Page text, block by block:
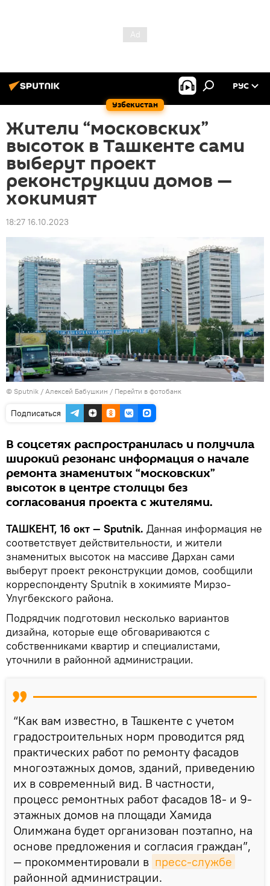
Узбекистан
РУС
Жители “московских”
высоток в Ташкенте сами
выберут проект
реконструкции домов —
хокимият
18:27 16.10.2023
© Sputnik / Алексей Бабушкин / Перейти в фотобанк
Подписаться
В соцсетях распространилась и получила
широкий резонанс информация о начале
ремонта знаменитых “московских”
высоток в центре столицы без
согласования проекта с жителями.
ТАШКЕНТ, 16 окт — Sputnik. Данная информация не
соответствует действительности, и жители
знаменитых высоток на массиве Дархан сами
выберут проект реконструкции домов, сообщили
корреспонденту Sputnik в хокимияте Мирзо-
Улугбекского района.
Подрядчик подготовил несколько вариантов
дизайна, которые еще обговариваются с
собственниками квартир и специалистами,
уточнили в районной администрации.
“Как вам известно, в Ташкенте с учетом
градостроительных норм проводится ряд
практических работ по ремонту фасадов
многоэтажных домов, зданий, приведению
их в современный вид. В частности,
процесс ремонтных работ фасадов 18- и 9-
этажных домов на площади Хамида
Олимжана будет организован поэтапно, на
основе предложения и согласия граждан”,
— прокомментировали в пресс-службе
районной администрации.